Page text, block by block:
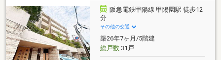
阪急電鉄甲陽線 甲陽園駅 徒歩12
分
その他の交通
築26年7ヶ月/5階建
総戸数31戸